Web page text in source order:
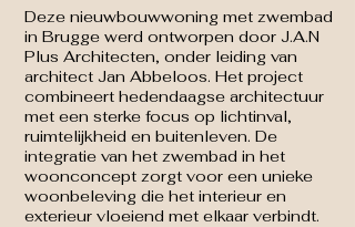
Deze nieuwbouwwoning met zwembad
in Brugge werd ontworpen door J.A.N
Plus Architecten, onder leiding van
architect Jan Abbeloos. Het project
combineert hedendaagse architectuur
met een sterke focus op lichtinval,
ruimtelijkheid en buitenleven. De
integratie van het zwembad in het
woonconcept zorgt voor een unieke
woonbeleving die het interieur en
exterieur vloeiend met elkaar verbindt.